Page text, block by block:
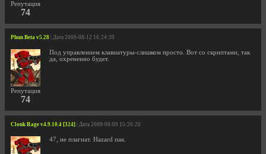
Репутация
74
Phun Beta v5.28 | Дата 2009-08-12 16:24:39
Репутация
74
Под управлением клавиатуры-слишком просто. Вот со скриптами, так
да, охрененно будет.
Clonk Rage v4.9.10.4 [324] | Дата 2009-08-09 15:26:20
47, не плагиат. Hazard пак.